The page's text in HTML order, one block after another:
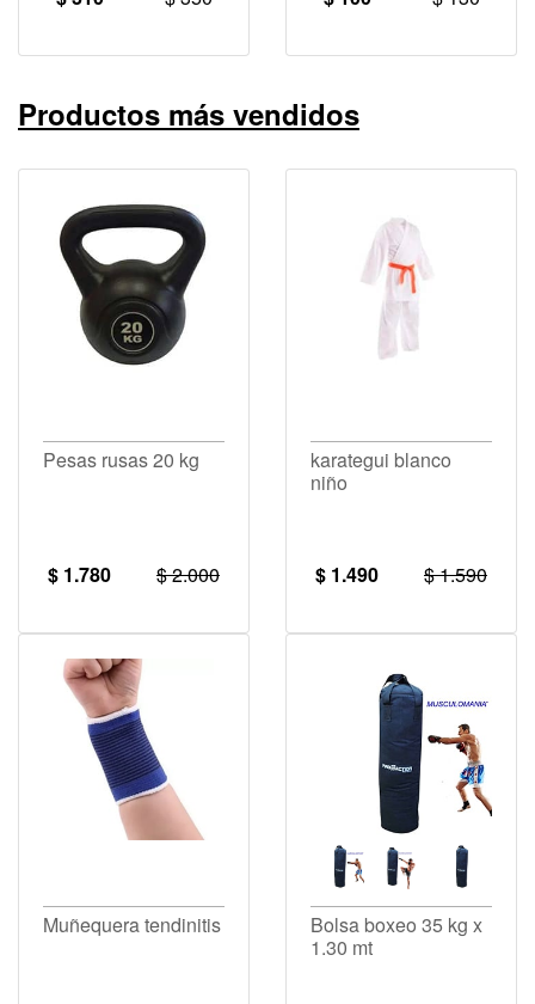
Productos más vendidos
Pesas rusas 20 kg
$ 1.780 $ 2.000
karategui blanco
niño
$ 1.490 $ 1.590
Muñequera tendinitis
Bolsa boxeo 35 kg x
1.30 mt